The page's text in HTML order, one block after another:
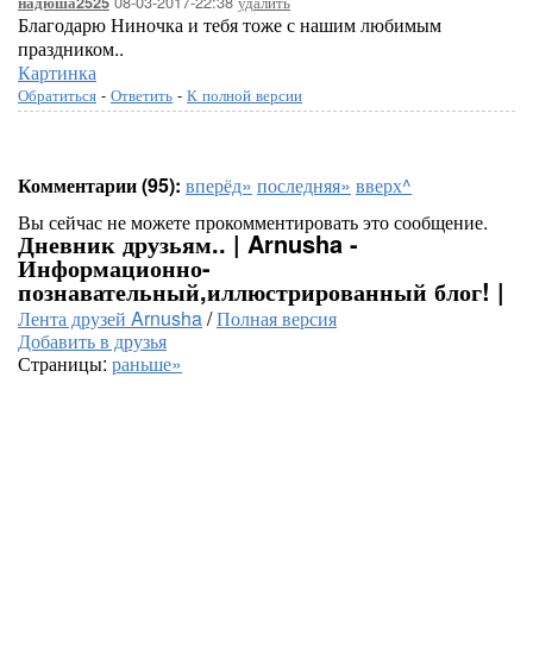
Благодарю Ниночка и тебя тоже с нашим любимым
праздником..
Картинка
Обратиться - Ответить - К полной версии
Комментарии (95): вперёд» последняя» вверх^
Вы сейчас не можете прокомментировать это сообщение.
Дневник друзьям.. | Arnusha -
Информационно-
познавательный,иллюстрированный блог! |
Лента друзей Arnusha/Полная версия
Добавить в друзья
Страницы: раньше»